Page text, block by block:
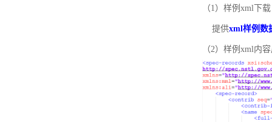
（1）样例xml下载
提供xml样例数
（2）样例xml内